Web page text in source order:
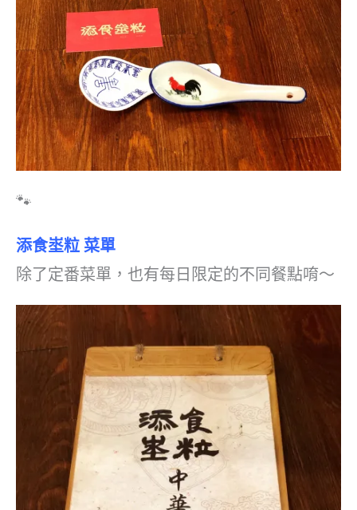
🐾
添食埊粒 菜單
除了定番菜單，也有每日限定的不同餐點唷～